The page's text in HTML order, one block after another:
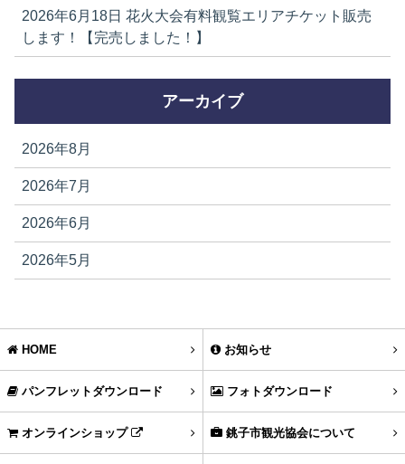
2026年6月18日 花火大会有料観覧エリアチケット販売
します！【完売しました！】
アーカイブ
2026年8月
2026年7月
2026年6月
2026年5月
HOME お知らせ
パンフレットダウンロード フォトダウンロード
オンラインショップ 銚子市観光協会について